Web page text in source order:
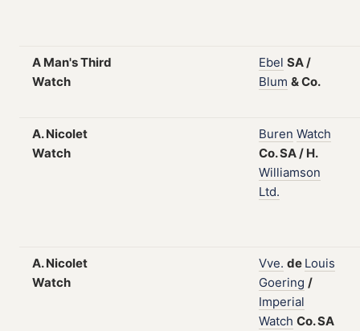
A Man's Third
Watch
Ebel SA/
Blum &Co.
A. Nicolet
Watch
Buren Watch
Co.SA/ H.
Williamson
Ltd.
A. Nicolet
Watch
Vve. de Louis
Goering /
Imperial
Watch Co.SA